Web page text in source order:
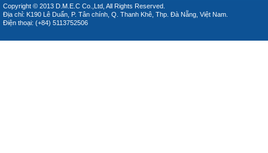
Copyright © 2013 D.M.E.C Co.,Ltd, All Rights Reserved.
Địa chỉ: K190 Lê Duẩn, P. Tân chính, Q. Thanh Khê, Thp. Đà Nẵng, Việt Nam.
Điện thoại: (+84) 5113752506